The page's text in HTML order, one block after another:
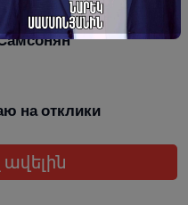
содержания:
на отклики
ավելին